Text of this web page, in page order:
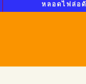
หลอดไฟล่อ